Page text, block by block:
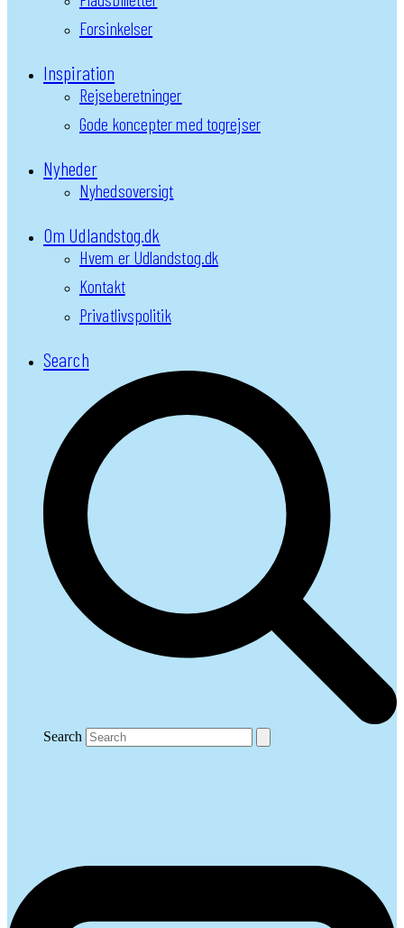
Forsinkelser
Inspiration
Rejseberetninger
Gode koncepter med togrejser
Nyheder
Nyhedsoversigt
Om Udlandstog.dk
Hvem er Udlandstog.dk
Kontakt
Privatlivspolitik
Search
Search